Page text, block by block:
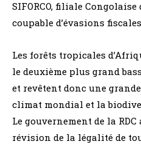
SIFORCO, filiale
coupable d’évasions
Les forêts tropicales
le deuxième plus grand
et revêtent donc une
climat mondial et la
Le gouvernement de la
révision de la légalité de